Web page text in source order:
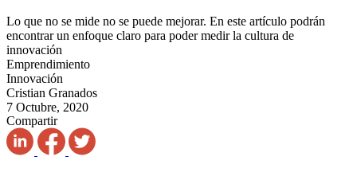
Lo que no se mide no se puede mejorar. En este artículo podrán
encontrar un enfoque claro para poder medir la cultura de
innovación
Emprendimiento
Innovación
Cristian Granados
7 Octubre, 2020
Compartir